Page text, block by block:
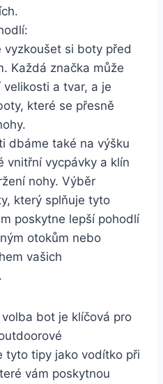
vyzkoušet si boty před
‌Každá značka ⁢může
a tvar,​ a je
které ​se přesně⁤
dbáme také na⁣ výšku
vnitřní vycpávky a klín
⁣nohy. Výběr
který splňuje ⁢tyto
poskytne lepší pohodlí
otokům nebo
vašich
bot je klíčová pro
tyto tipy jako vodítko při
vám poskytnou